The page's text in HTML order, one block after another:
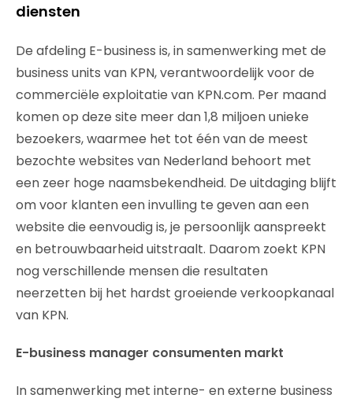
diensten
De afdeling E-business is, in samenwerking met de
business units van KPN, verantwoordelijk voor de
commerciële exploitatie van KPN.com. Per maand
komen op deze site meer dan 1,8 miljoen unieke
bezoekers, waarmee het tot één van de meest
bezochte websites van Nederland behoort met
een zeer hoge naamsbekendheid. De uitdaging blijft
om voor klanten een invulling te geven aan een
website die eenvoudig is, je persoonlijk aanspreekt
en betrouwbaarheid uitstraalt. Daarom zoekt KPN
nog verschillende mensen die resultaten
neerzetten bij het hardst groeiende verkoopkanaal
van KPN.
E-business manager consumenten markt
In samenwerking met interne- en externe business